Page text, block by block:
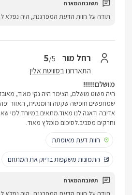
תודה על חוות הדעת המפרגנת, היה נפלא
רחל מור 5/5
התארחנו בסוויטת אלין
מושלם!!!!!!
היה פשוט מושלם, הצימר היה נקי מאוד,
שמחפשים חופשה שקטה ורומנטית, האזור
אדיבה ודאגה לנו מאוד.מתאים במיוחד למי
וחרקים מסביב.לסיכום מומלץ מאוד.
חוות דעת מאומתת
התמונות משקפות בדיוק את המתחם